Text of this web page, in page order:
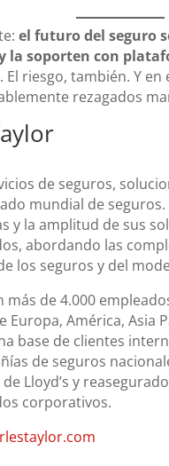
el futuro del seguro
la soporten con
riesgo, también. Y
rezagados
de seguros,
mundial de seguros.
y la amplitud de sus
abordando las
los seguros y del
más de 4.000
Europa, América, Asia
base de clientes
de seguros
Lloyd’s y
corporativos.